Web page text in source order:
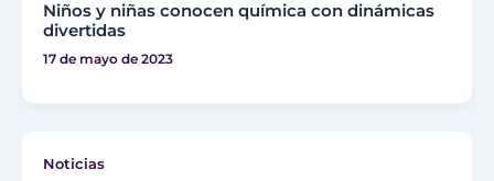
Niños y niñas conocen química con dinámicas
divertidas
17 de mayo de 2023
Noticias